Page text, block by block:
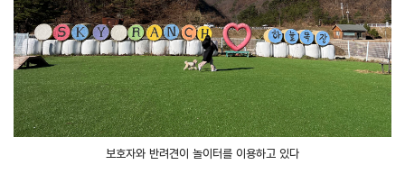
보호자와 반려견이 놀이터를 이용하고 있다